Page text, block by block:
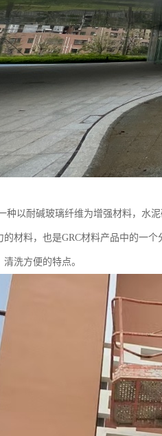
种以耐碱玻璃纤维为增强材料，水
的材料，也是GRC材料产品中的一
清洗方便的特点。